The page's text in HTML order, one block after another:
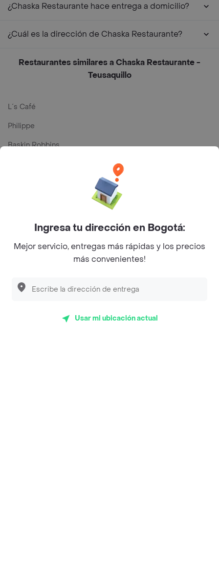
¿Chaska Restaurante hace entrega a domicilio?
¿Cuál es la dirección de Chaska Restaurante?
Restaurantes similares a Chaska Restaurante -
Teusaquillo
L´s Café
Philippe
Baskin Robbins
Magnifique
Desayunadero de la 42
Ingresa tu dirección en Bogotá:
Mejor servicio, entregas más rápidas y los precios
más convenientes!
Usar mi ubicación actual